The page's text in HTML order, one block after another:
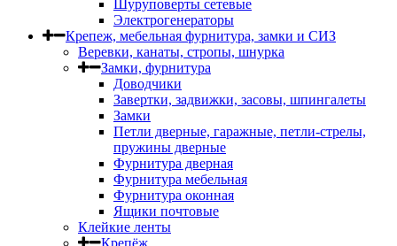
Шуруповерты сетевые
Электрогенераторы
Крепеж, мебельная фурнитура, замки и СИЗ
Веревки, канаты, стропы, шнурка
Замки, фурнитура
Доводчики
Завертки, задвижки, засовы, шпингалеты
Замки
Петли дверные, гаражные, петли-стрелы,
пружины дверные
Фурнитура дверная
Фурнитура мебельная
Фурнитура оконная
Ящики почтовые
Клейкие ленты
Крепёж